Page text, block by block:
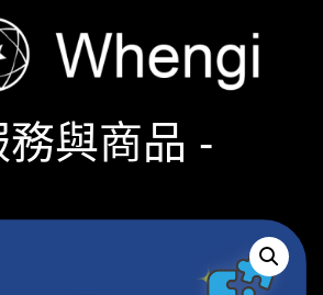
務與商品 -